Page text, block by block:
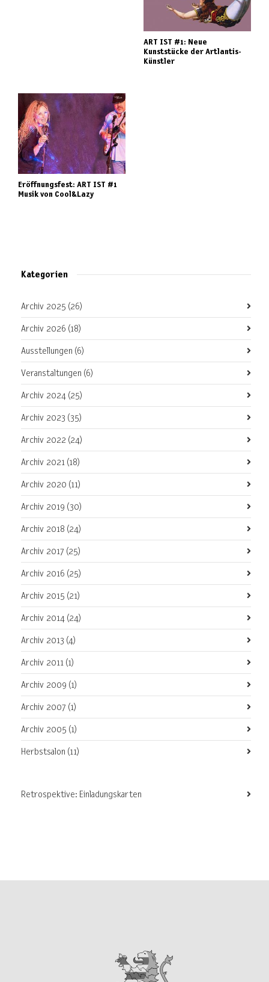
ART IST #1: Neue
Kunststücke der Artlantis-
Künstler
Eröffnungsfest: ART IST #1
Musik von Cool&Lazy
Kategorien
Archiv 2025 (26)
Archiv 2026 (18)
Ausstellungen (6)
Veranstaltungen (6)
Archiv 2024 (25)
Archiv 2023 (35)
Archiv 2022 (24)
Archiv 2021 (18)
Archiv 2020 (11)
Archiv 2019 (30)
Archiv 2018 (24)
Archiv 2017 (25)
Archiv 2016 (25)
Archiv 2015 (21)
Archiv 2014 (24)
Archiv 2013 (4)
Archiv 2011 (1)
Archiv 2009 (1)
Archiv 2007 (1)
Archiv 2005 (1)
Herbstsalon (11)
Retrospektive: Einladungskarten